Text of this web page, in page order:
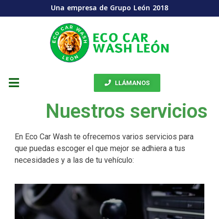
Una empresa de Grupo León 2018
LLÁMANOS
Nuestros servicios
En Eco Car Wash te ofrecemos varios servicios para
que puedas escoger el que mejor se adhiera a tus
necesidades y a las de tu vehículo: